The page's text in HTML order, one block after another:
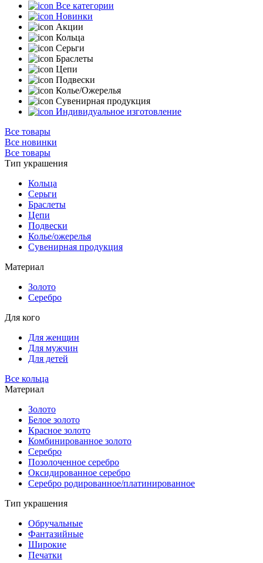
Все категории
Новинки
Акции
Кольца
Серьги
Браслеты
Цепи
Подвески
Колье/Ожерелья
Сувенирная продукция
Индивидуальное изготовление
Все товары
Все новинки
Все товары
Тип украшения
Кольца
Серьги
Браслеты
Цепи
Подвески
Колье/ожерелья
Сувенирная продукция
Материал
Золото
Серебро
Для кого
Для женщин
Для мужчин
Для детей
Все кольца
Материал
Золото
Белое золото
Красное золото
Комбинированное золото
Серебро
Позолоченное серебро
Оксидированное серебро
Серебро родированное/платинированное
Тип украшения
Обручальные
Фантазийные
Широкие
Печатки